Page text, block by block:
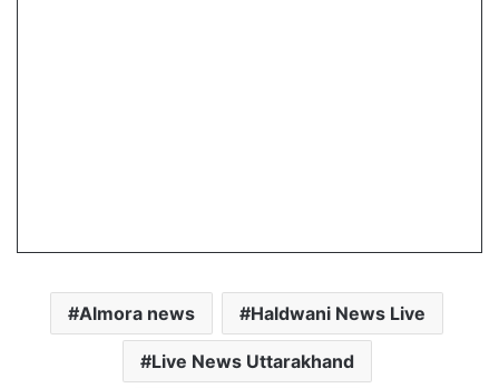
Almora news Haldwani News Live
Live News Uttarakhand